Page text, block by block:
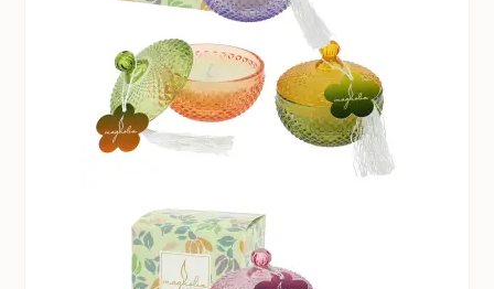
essere
scelte
nella
pagina
del
prodotto